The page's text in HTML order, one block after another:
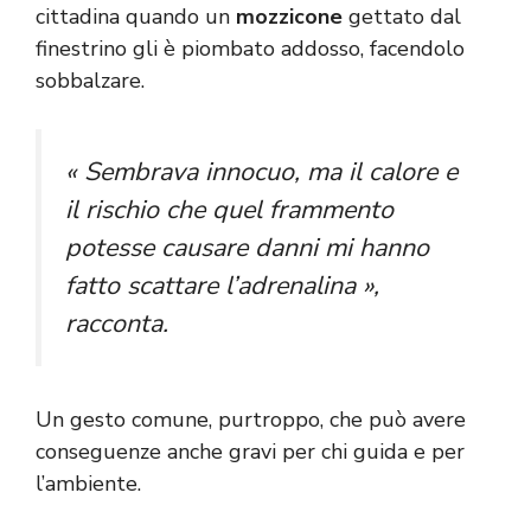
cittadina quando un mozzicone gettato dal
finestrino gli è piombato addosso, facendolo
sobbalzare.
« Sembrava innocuo, ma il calore e
il rischio che quel frammento
potesse causare danni mi hanno
fatto scattare l’adrenalina »,
racconta.
Un gesto comune, purtroppo, che può avere
conseguenze anche gravi per chi guida e per
l’ambiente.